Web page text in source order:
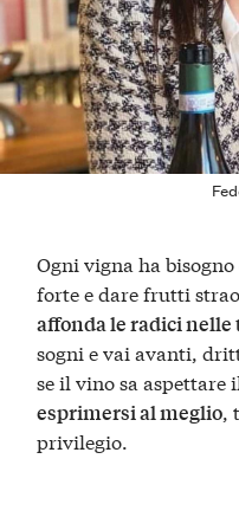
Ogni vigna ha
forte e dare frutti
affonda le radici nelle
sogni e vai avanti,
se il vino sa aspettare
esprimersi al meglio,
privilegio.